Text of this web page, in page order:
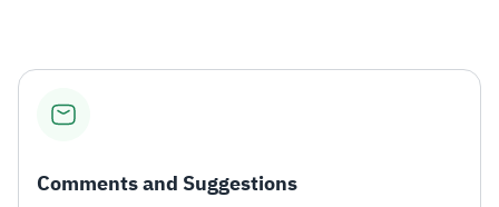
Comments and Suggestions